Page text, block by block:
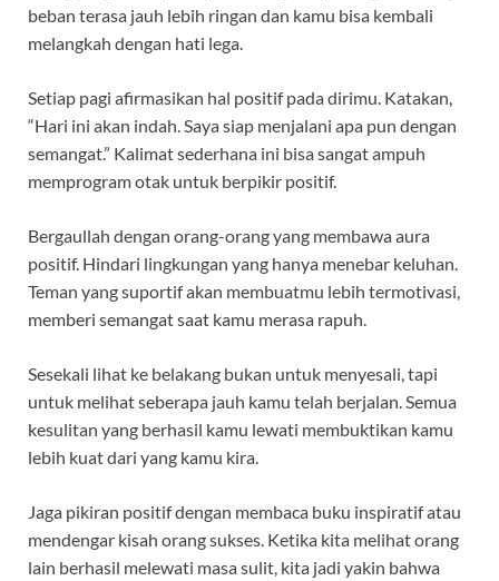
beban terasa jauh lebih ringan dan kamu bisa kembali
melangkah dengan hati lega.
Setiap pagi afirmasikan hal positif pada dirimu. Katakan,
“Hari ini akan indah. Saya siap menjalani apa pun dengan
semangat.” Kalimat sederhana ini bisa sangat ampuh
memprogram otak untuk berpikir positif.
Bergaullah dengan orang-orang yang membawa aura
positif. Hindari lingkungan yang hanya menebar keluhan.
Teman yang suportif akan membuatmu lebih termotivasi,
memberi semangat saat kamu merasa rapuh.
Sesekali lihat ke belakang bukan untuk menyesali, tapi
untuk melihat seberapa jauh kamu telah berjalan. Semua
kesulitan yang berhasil kamu lewati membuktikan kamu
lebih kuat dari yang kamu kira.
Jaga pikiran positif dengan membaca buku inspiratif atau
mendengar kisah orang sukses. Ketika kita melihat orang
lain berhasil melewati masa sulit, kita jadi yakin bahwa